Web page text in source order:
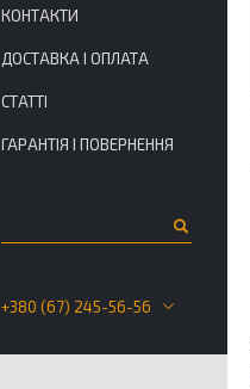
КОНТАКТИ
ДОСТАВКА І ОПЛАТА
СТАТТІ
ГАРАНТІЯ І ПОВЕРНЕННЯ
+380 (67) 245-56-56